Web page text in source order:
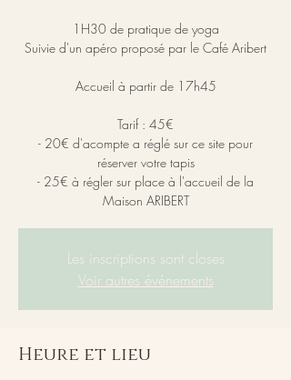
1H30 de pratique de yoga
Suivie d'un apéro proposé par le Café Aribert
Accueil à partir de 17h45
Tarif : 45€
- 20€ d'acompte a réglé sur ce site pour
réserver votre tapis
- 25€ à régler sur place à l'accueil de la
Maison ARIBERT
Les inscriptions sont closes
Voir autres événements
Heure et lieu